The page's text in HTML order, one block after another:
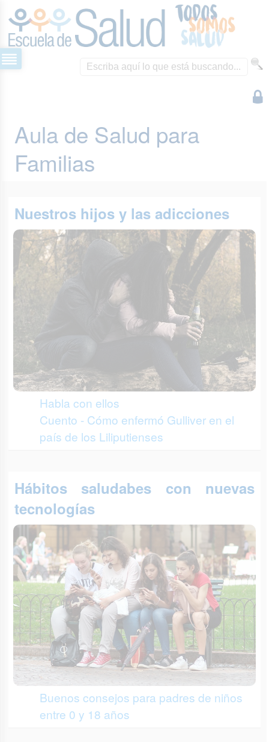
Aula de Salud para
Familias
Nuestros hijos y las adicciones
Habla con ellos
Cuento - Cómo enfermó Gulliver en el
país de los Liliputienses
Hábitos saludabes con nuevas
tecnologías
Buenos consejos para padres de niños
entre 0 y 18 años